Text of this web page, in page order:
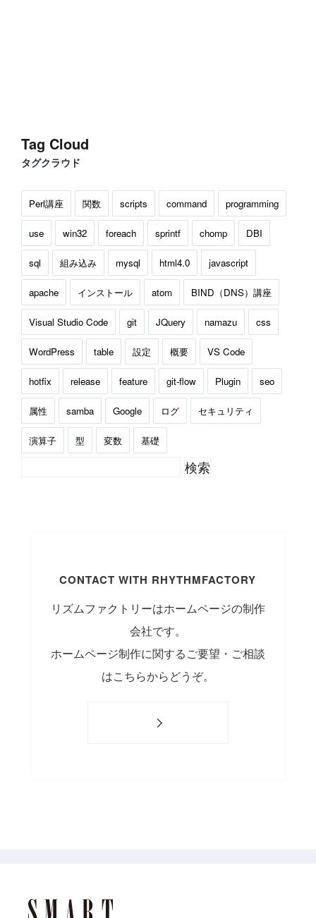
Tag Cloud
タグクラウド
Perl講座 関数 scripts command programming
use win32 foreach sprintf chomp DBI
sql 組み込み mysql html4.0 javascript
apache インストール atom BIND（DNS）講座
Visual Studio Code git JQuery namazu css
WordPress table 設定 概要 VS Code
hotfix release feature git-flow Plugin seo
属性 samba Google ログ セキュリティ
演算子 型 変数 基礎
CONTACT WITH RHYTHMFACTORY
リズムファクトリーはホームページの制作
会社です。
ホームページ制作に関するご要望・ご相談
はこちらからどうぞ。